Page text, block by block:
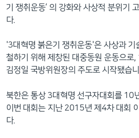
기 쟁취운동’ 의 강화와 사상적 분위기
다.
'3대혁명 붉은기 쟁취운동'은 사상과 기
철하기 위해 제창된 대중동원 운동으로
김정일 국방위원장의 주도로 시작됐습
북한은 통상 3대혁명 선구자대회를 10
이번 대회는 지난 2015년 제4차 대회
다.